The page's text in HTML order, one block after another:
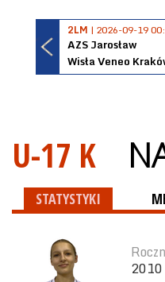
2LM | 2026-09-19
AZS Jarosław
Wisła Veneo
U-17 K
STATYSTYKI
2010